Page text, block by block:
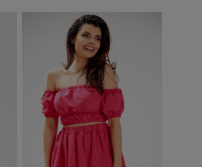
Do Koszyka ZOBACZ WIĘCEJ